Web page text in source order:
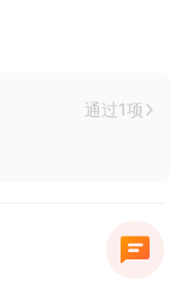
通过1项